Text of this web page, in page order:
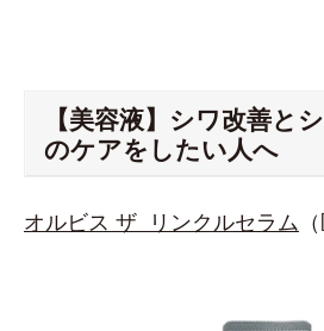
【美容液】シワ改善と
のケアをしたい人へ
オルビス ザ リンクルセラム